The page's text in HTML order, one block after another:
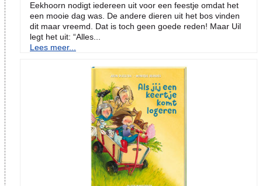
Eekhoorn nodigt iedereen uit voor een feestje omdat het
een mooie dag was. De andere dieren uit het bos vinden
dit maar vreemd. Dat is toch geen goede reden! Maar Uil
legt het uit: “Alles...
Lees meer...